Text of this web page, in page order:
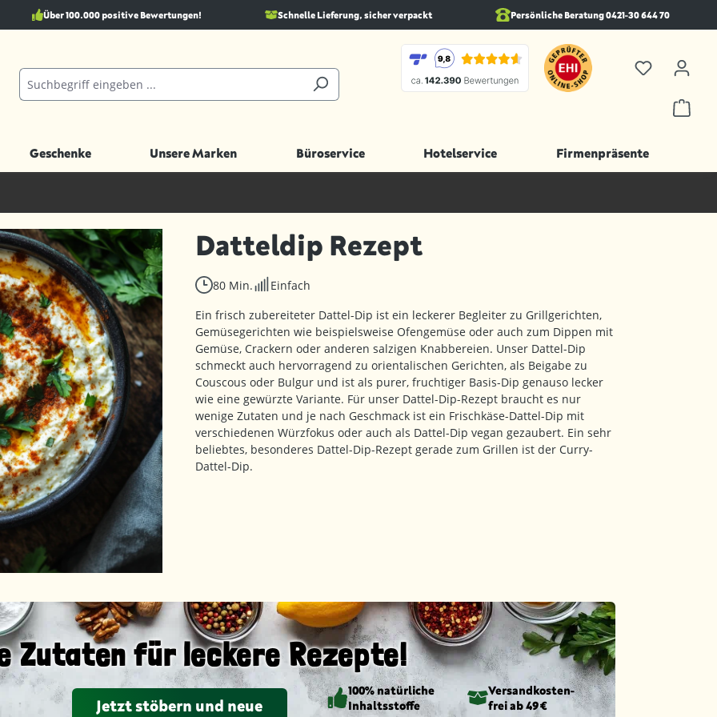
Über 100.000 positive Bewertungen! Schnelle Lieferung, sicher verpackt Persönliche Beratung 0421-30 644 70
Geschenke Unsere Marken Büroservice Hotelservice Firmenpräsente
Datteldip Rezept
80 Min.
Einfach
Ein frisch zubereiteter Dattel-Dip ist ein leckerer Begleiter zu Grillgerichten,
Gemüsegerichten wie beispielsweise Ofengemüse oder auch zum Dippen mit
Gemüse, Crackern oder anderen salzigen Knabbereien. Unser Dattel-Dip
schmeckt auch hervorragend zu orientalischen Gerichten, als Beigabe zu
Couscous oder Bulgur und ist als purer, fruchtiger Basis-Dip genauso lecker
wie eine gewürzte Variante. Für unser Dattel-Dip-Rezept braucht es nur
wenige Zutaten und je nach Geschmack ist ein Frischkäse-Dattel-Dip mit
verschiedenen Würzfokus oder auch als Dattel-Dip vegan gezaubert. Ein sehr
beliebtes, besonderes Dattel-Dip-Rezept gerade zum Grillen ist der Curry-
Dattel-Dip.
Zutaten für leckere Rezepte!
Jetzt stöbern und neue
100% natürliche
Inhaltsstoffe
Versandkosten­
frei ab 49 €